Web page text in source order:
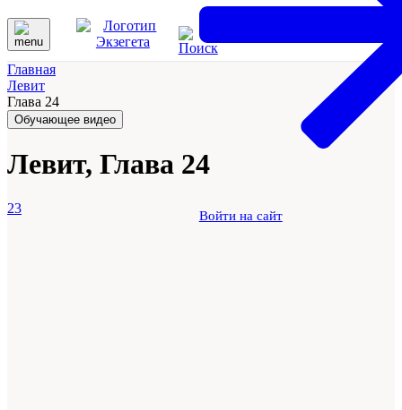
Войти на сайт
Главная
Левит
Глава 24
Обучающее видео
Левит, Глава 24
23